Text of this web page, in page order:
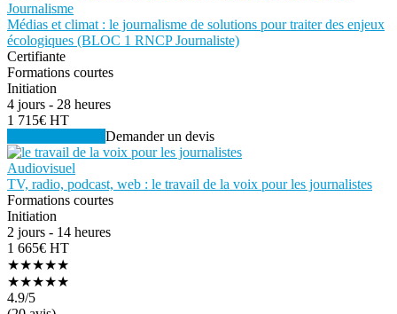
Journalisme
Médias et climat : le journalisme de solutions pour traiter des enjeux
écologiques (BLOC 1 RNCP Journaliste)
Certifiante
Formations courtes
Initiation
4 jours - 28 heures
1 715€ HT
Demander un devis
Audiovisuel
TV, radio, podcast, web : le travail de la voix pour les journalistes
Formations courtes
Initiation
2 jours - 14 heures
1 665€ HT
★★★★★
★★★★★
4.9/5